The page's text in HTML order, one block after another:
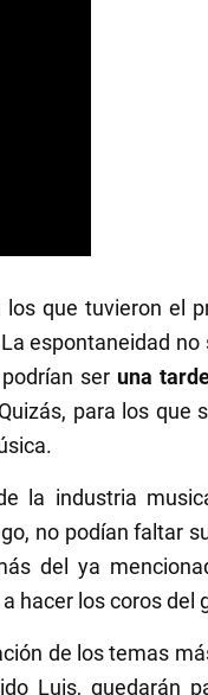
que tuvieron el
espontaneidad
seruna
para los que
la industria
no podían faltar
del ya
hacer los coros del
de los temas
Luis, quedarán